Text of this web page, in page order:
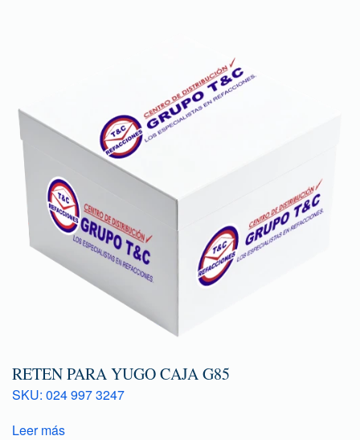
RETEN PARA YUGO CAJA G85
SKU: 024 997 3247
Leer más